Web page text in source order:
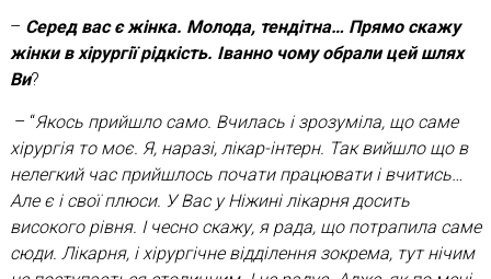
– Серед вас є жінка. Молода, тендітна… Прямо скажу
жінки в хірургії рідкість. Іванно чому обрали цей шлях
Ви?
– “Якось прийшло само. Вчилась і зрозуміла, що саме
хірургія то моє. Я, наразі, лікар-інтерн. Так вийшло що в
нелегкий час прийшлось почати працювати і вчитись…
Але є і свої плюси. У Вас у Ніжині лікарня досить
високого рівня. І чесно скажу, я рада, що потрапила саме
сюди. Лікарня, і хірургічне відділення зокрема, тут нічим